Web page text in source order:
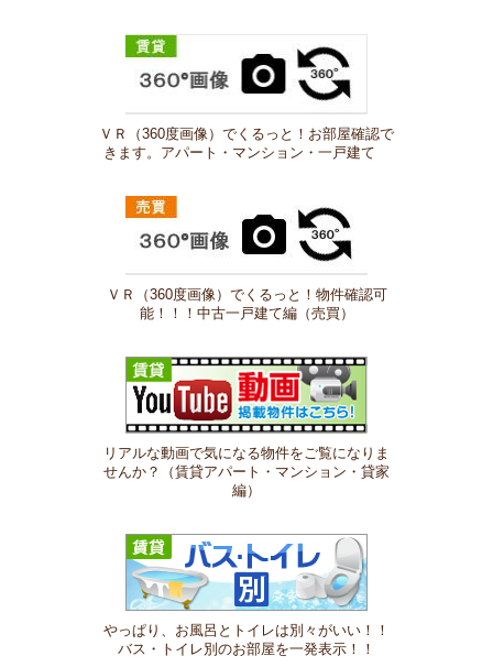
ＶＲ（360度画像）でくるっと！お部屋確認で
きます。アパート・マンション・一戸建て
ＶＲ（360度画像）でくるっと！物件確認可
能！！！中古一戸建て編（売買）
リアルな動画で気になる物件をご覧になりま
せんか？（賃貸アパート・マンション・貸家
編）
やっぱり、お風呂とトイレは別々がいい！！
バス・トイレ別のお部屋を一発表示！！